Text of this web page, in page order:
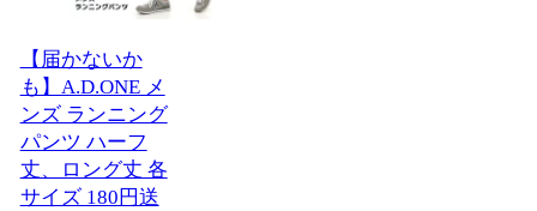
【届かないか
も】A.D.ONE メ
ンズ ランニング
パンツ ハーフ
丈、ロング丈 各
サイズ 180円送